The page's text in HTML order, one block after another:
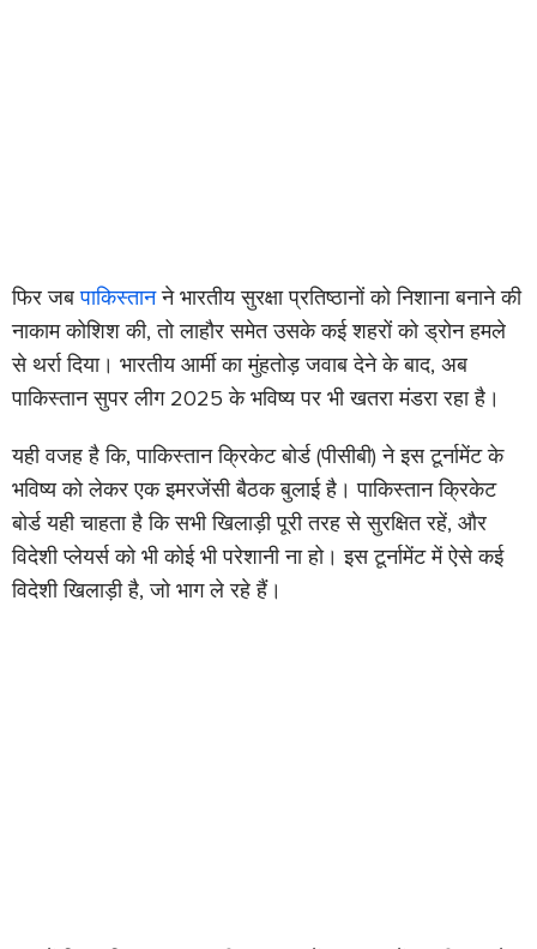
फिर जबपाकिस्तानने भारतीय सुरक्षा प्रतिष्ठानों को निशाना बनाने की
नाकाम कोशिश की, तो लाहौर समेत उसके कई शहरों को ड्रोन हमले
से थर्रा दिया। भारतीय आर्मी का मुंहतोड़ जवाब देने के बाद, अब
पाकिस्तान सुपर लीग 2025 के भविष्य पर भी खतरा मंडरा रहा है।
यही वजह है कि, पाकिस्तान क्रिकेट बोर्ड (पीसीबी) ने इस टूर्नामेंट के
भविष्य को लेकर एक इमरजेंसी बैठक बुलाई है। पाकिस्तान क्रिकेट
बोर्ड यही चाहता है कि सभी खिलाड़ी पूरी तरह से सुरक्षित रहें, और
विदेशी प्लेयर्स को भी कोई भी परेशानी ना हो। इस टूर्नामेंट में ऐसे कई
विदेशी खिलाड़ी है, जो भाग ले रहे हैं।